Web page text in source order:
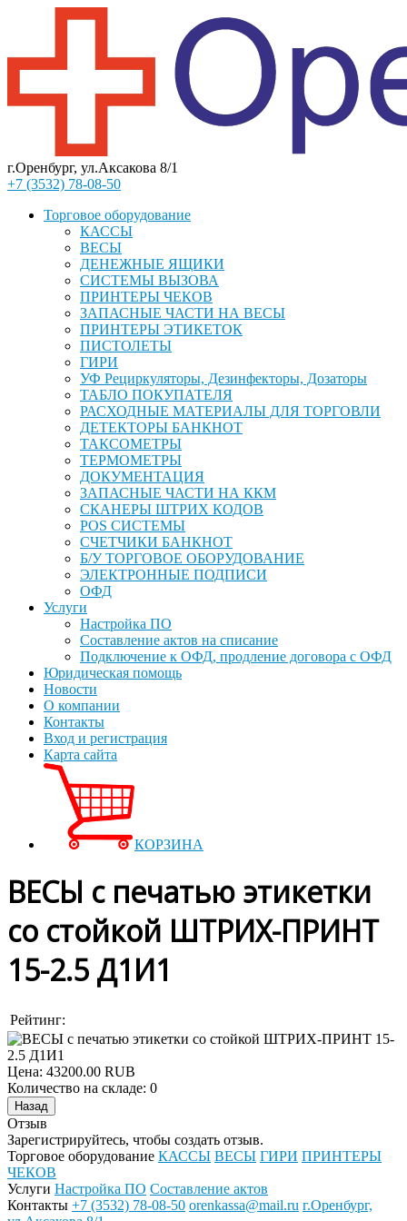
г.Оренбург, ул.Аксакова 8/1
+7 (3532) 78-08-50
Торговое оборудование
КАССЫ
ВЕСЫ
ДЕНЕЖНЫЕ ЯЩИКИ
СИСТЕМЫ ВЫЗОВА
ПРИНТЕРЫ ЧЕКОВ
ЗАПАСНЫЕ ЧАСТИ НА ВЕСЫ
ПРИНТЕРЫ ЭТИКЕТОК
ПИСТОЛЕТЫ
ГИРИ
УФ Рециркуляторы, Дезинфекторы, Дозаторы
ТАБЛО ПОКУПАТЕЛЯ
РАСХОДНЫЕ МАТЕРИАЛЫ ДЛЯ ТОРГОВЛИ
ДЕТЕКТОРЫ БАНКНОТ
ТАКСОМЕТРЫ
ТЕРМОМЕТРЫ
ДОКУМЕНТАЦИЯ
ЗАПАСНЫЕ ЧАСТИ НА ККМ
СКАНЕРЫ ШТРИХ КОДОВ
POS СИСТЕМЫ
СЧЕТЧИКИ БАНКНОТ
Б/У ТОРГОВОЕ ОБОРУДОВАНИЕ
ЭЛЕКТРОННЫЕ ПОДПИСИ
ОФД
Услуги
Настройка ПО
Составление актов на списание
Подключение к ОФД, продление договора с ОФД
Юридическая помощь
Новости
О компании
Контакты
Вход и регистрация
Карта сайта
КОРЗИНА
ВЕСЫ с печатью этикетки
со стойкой ШТРИХ-ПРИНТ
15-2.5 Д1И1
Рейтинг:
Цена: 43200.00 RUB
Количество на складе: 0
Отзыв
Зарегистрируйтесь, чтобы создать отзыв.
Торговое оборудование КАССЫ ВЕСЫ ГИРИ ПРИНТЕРЫ
ЧЕКОВ
Услуги Настройка ПО Составление актов
Контакты +7 (3532) 78-08-50 orenkassa@mail.ru г.Оренбург,